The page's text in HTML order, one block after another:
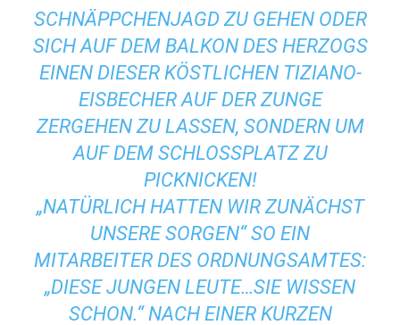
SCHNÄPPCHENJAGD ZU GEHEN ODER
SICH AUF DEM BALKON DES HERZOGS
EINEN DIESER KÖSTLICHEN TIZIANO-
EISBECHER AUF DER ZUNGE
ZERGEHEN ZU LASSEN, SONDERN UM
AUF DEM SCHLOSSPLATZ ZU
PICKNICKEN!
„NATÜRLICH HATTEN WIR ZUNÄCHST
UNSERE SORGEN“ SO EIN
MITARBEITER DES ORDNUNGSAMTES:
„DIESE JUNGEN LEUTE…SIE WISSEN
SCHON.“ NACH EINER KURZEN